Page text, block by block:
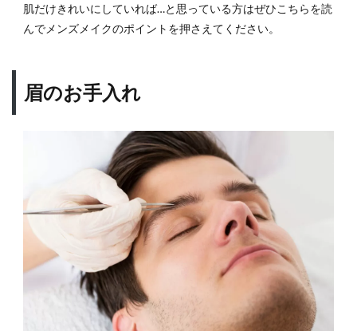
手に
入れ
まず
カッ
ター
肌だけきれいにしていれば…と思っている方はぜひこちらを読
んでメンズメイクのポイントを押さえてください。
眉のお手入れ